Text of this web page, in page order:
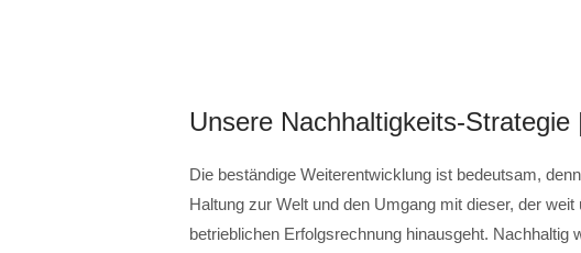
Unsere Nachhaltigkeits-Strategie
Die beständige Weiterentwicklung ist bedeutsam,
Haltung zur Welt und den Umgang mit dieser, der
betrieblichen Erfolgsrechnung hinausgeht.